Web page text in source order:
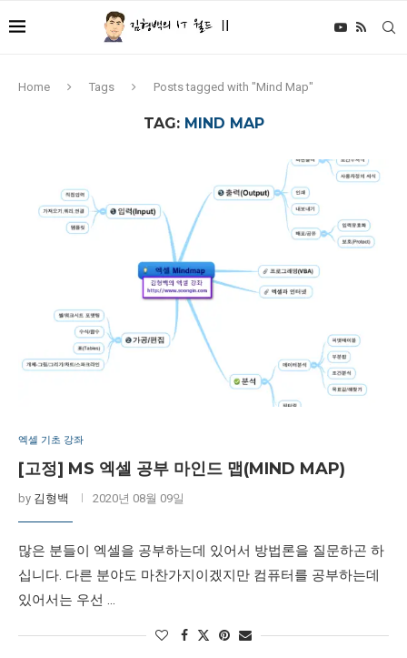
Home Tags Posts tagged with "Mind Map"
TAG: MIND MAP
엑셀 기초 강좌
[고정] MS 엑셀 공부 마인드 맵(MIND MAP)
by 김형백 2020년 08월 09일
많은 분들이 엑셀을 공부하는데 있어서 방법론을 질문하곤 하
십니다. 다른 분야도 마찬가지이겠지만 컴퓨터를 공부하는데
있어서는 우선 …